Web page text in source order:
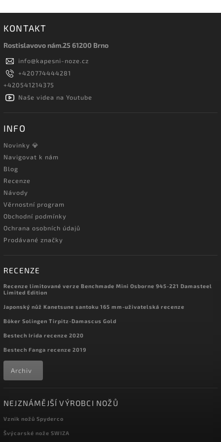
KONTAKT
Rostislavovo nám.25 61200 Brno
info@kapesni-noze.cz
+420774444281
+420541214375
Naše videa na Youtube
INFO
Novinky 💎
Navigovat k nám
Blog
Recenze
Návody
Věrnostní program
Obchodní podmínky
Ochrana osobních údajů
Prodávané značky
RECENZE
Recenze limitované verze Benchmade Mini Osborne 945-221 Damasteel
Limited Edition
Japonský nůž Kanetsune santoku 165 mm-uživatelská recenze
Böker Solingen Tirpitz-Damascus Gold
Bestech Irida recenze 2020
Bestech Fanga recenze 2019
Archiv
NEJZNÁMĚJŠÍ VÝROBCI NOŽŮ
Vznik nožů Spyderco
Švýcarské nože SWIZA